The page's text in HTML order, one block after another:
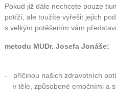
Pokud již dále nechcete pouze
potíží, ale toužíte vyřešit jejich
s velkým potěšením vám
metodu MUDr. Josefa Jonáše:
- příčinou našich zdravotních
v těle, způsobené emočními a